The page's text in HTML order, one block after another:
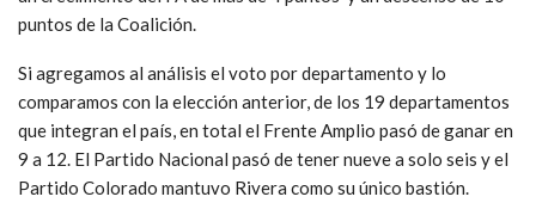
puntos de la Coalición.
Si agregamos al análisis el voto por departamento y lo
comparamos con la elección anterior, de los 19 departamentos
que integran el país, en total el Frente Amplio pasó de ganar en
9 a 12. El Partido Nacional pasó de tener nueve a solo seis y el
Partido Colorado mantuvo Rivera como su único bastión.